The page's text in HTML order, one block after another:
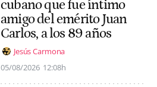
cubano que fue íntimo
amigo del emérito Juan
Carlos, a los 89 años
Jesús Carmona
05/08/2026 12:08h